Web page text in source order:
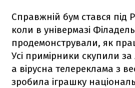
Справжній бум стався під
коли в універмазі
продемонстрували, як
Усі примірники скупили за
а вірусна телереклама з
зробила іграшку